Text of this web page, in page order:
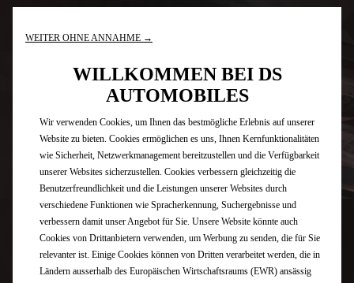
WEITER OHNE ANNAHME →
WILLKOMMEN BEI DS
AUTOMOBILES
Wir verwenden Cookies, um Ihnen das bestmögliche Erlebnis auf unserer
Website zu bieten. Cookies ermöglichen es uns, Ihnen Kernfunktionalitäten
wie Sicherheit, Netzwerkmanagement bereitzustellen und die Verfügbarkeit
unserer Websites sicherzustellen. Cookies verbessern gleichzeitig die
Benutzerfreundlichkeit und die Leistungen unserer Websites durch
verschiedene Funktionen wie Spracherkennung, Suchergebnisse und
verbessern damit unser Angebot für Sie. Unsere Website könnte auch
Cookies von Drittanbietern verwenden, um Werbung zu senden, die für Sie
relevanter ist. Einige Cookies können von Dritten verarbeitet werden, die in
Ländern ausserhalb des Europäischen Wirtschaftsraums (EWR) ansässig